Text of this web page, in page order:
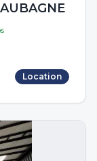
Location